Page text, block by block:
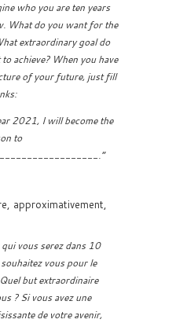
who you are ten years
What do you want for the
extraordinary goal do
achieve? When you have
of your future, just fill
2021, I will become the
to
approximativement,
qui vous serez dans 10
vous pour le
but extraordinaire
? Si vous avez une
de votre avenir,